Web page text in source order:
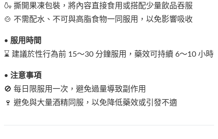
🍶 撕開果凍包裝，將內容直接食用或搭配少量飲品吞服
🍲 不需配水、不可與高脂食物一同服用，以免影響吸收
• 服用時間
⌛ 建議於性行為前 15～30 分鐘服用，藥效可持續 6～10 小時
• 注意事項
🚫 每日限服用一次，避免過量導致副作用
🍷 避免與大量酒精同服，以免降低藥效或引發不適